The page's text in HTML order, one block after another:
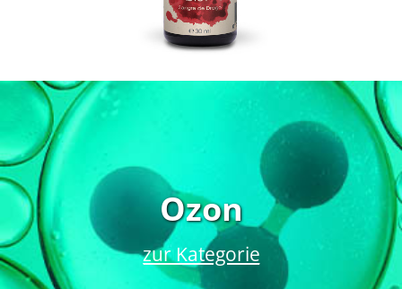
Ozon
zur Kategorie